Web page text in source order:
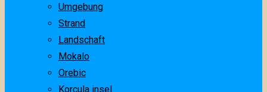
Umgebung
Strand
Landschaft
Mokalo
Orebic
Korcula insel